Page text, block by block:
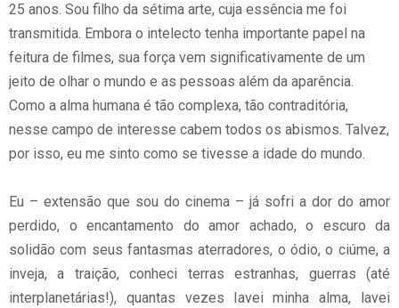
25 anos. Sou filho da sétima arte, cuja essência me foi
transmitida. Embora o intelecto tenha importante papel na
feitura de filmes, sua força vem significativamente de um
jeito de olhar o mundo e as pessoas além da aparência.
Como a alma humana é tão complexa, tão contraditória,
nesse campo de interesse cabem todos os abismos. Talvez,
por isso, eu me sinto como se tivesse a idade do mundo.
Eu – extensão que sou do cinema – já sofri a dor do amor
perdido, o encantamento do amor achado, o escuro da
solidão com seus fantasmas aterradores, o ódio, o ciúme, a
inveja, a traição, conheci terras estranhas, guerras (até
interplanetárias!), quantas vezes lavei minha alma, lavei